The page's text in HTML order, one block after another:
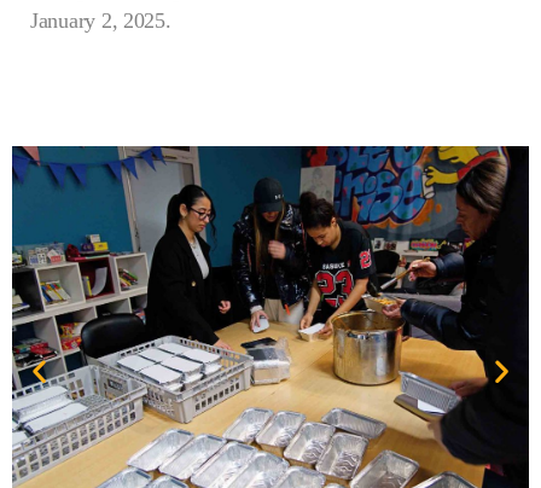
January 2, 2025.